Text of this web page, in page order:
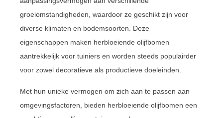
groeiomstandigheden, waardoor ze geschikt zijn voor
diverse klimaten en bodemsoorten. Deze
eigenschappen maken herbloeiende olijfbomen
aantrekkelijk voor tuiniers en worden steeds populairder
voor zowel decoratieve als productieve doeleinden.
Met hun unieke vermogen om zich aan te passen aan
omgevingsfactoren, bieden herbloeiende olijfbomen een